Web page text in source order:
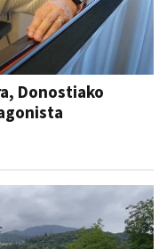
Donostiako